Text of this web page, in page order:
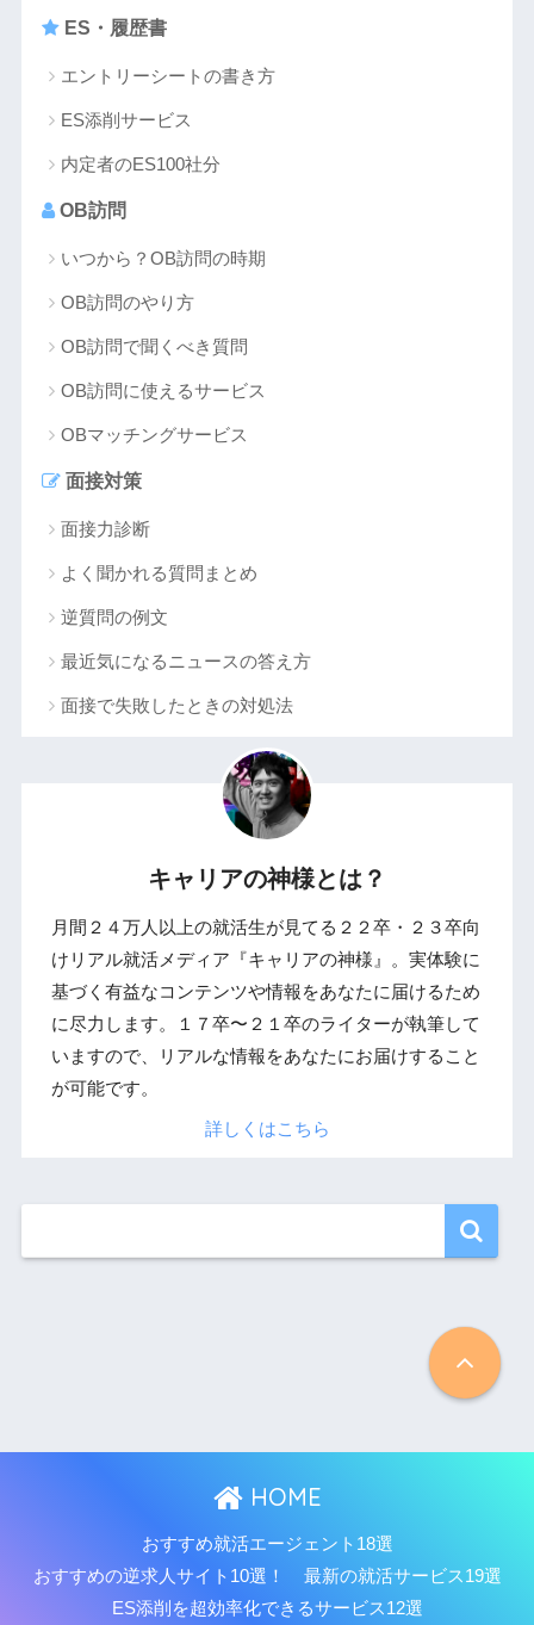
ES・履歴書
エントリーシートの書き方
ES添削サービス
内定者のES100社分
OB訪問
いつから？OB訪問の時期
OB訪問のやり方
OB訪問で聞くべき質問
OB訪問に使えるサービス
OBマッチングサービス
面接対策
面接力診断
よく聞かれる質問まとめ
逆質問の例文
最近気になるニュースの答え方
面接で失敗したときの対処法
キャリアの神様とは？
月間２４万人以上の就活生が見てる２２卒・２３卒向
けリアル就活メディア『キャリアの神様』。実体験に
基づく有益なコンテンツや情報をあなたに届けるため
に尽力します。１７卒〜２１卒のライターが執筆して
いますので、リアルな情報をあなたにお届けすること
が可能です。
詳しくはこちら
HOME
おすすめ就活エージェント18選
おすすめの逆求人サイト10選！
最新の就活サービス19選
ES添削を超効率化できるサービス12選